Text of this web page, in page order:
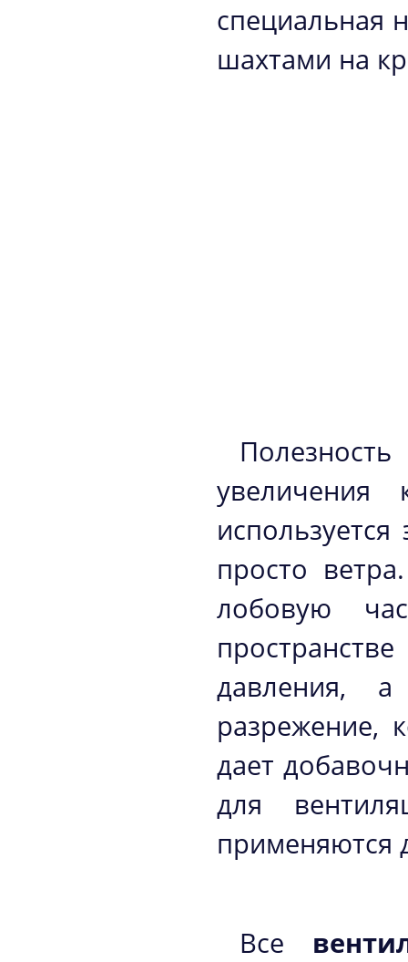
специальная
шахтами на
просто
лобовую
давления,
разрежение,
дает
для
применяются
Все